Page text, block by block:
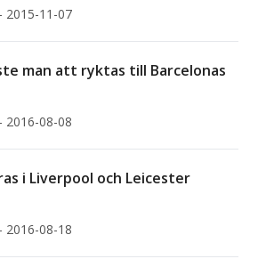
- 2015-11-07
man att ryktas till Barcelonas
- 2016-08-08
i Liverpool och Leicester
- 2016-08-18